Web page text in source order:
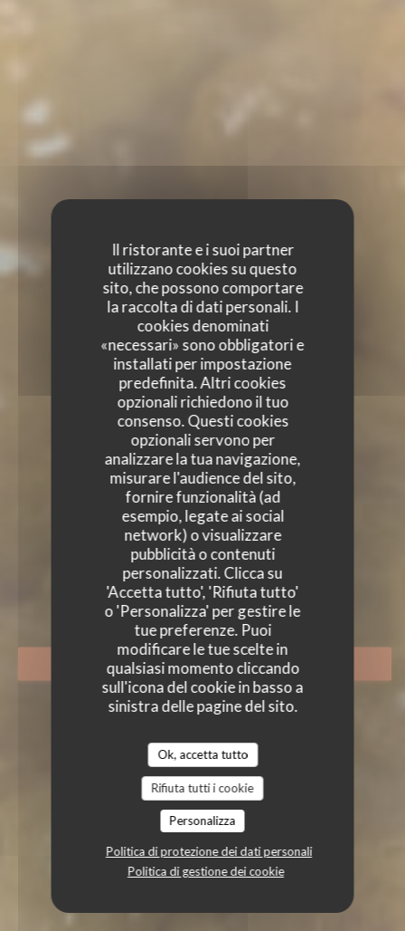
Il ristorante e i suoi partner
utilizzano cookies su questo
sito, che possono comportare
la raccolta di dati personali. I
cookies denominati
«necessari» sono obbligatori e
installati per impostazione
predefinita. Altri cookies
opzionali richiedono il tuo
consenso. Questi cookies
opzionali servono per
analizzare la tua navigazione,
misurare l'audience del sito,
fornire funzionalità (ad
esempio, legate ai social
network) o visualizzare
pubblicità o contenuti
personalizzati. Clicca su
'Accetta tutto', 'Rifiuta tutto'
o 'Personalizza' per gestire le
tue preferenze. Puoi
modificare le tue scelte in
qualsiasi momento cliccando
sull'icona del cookie in basso a
sinistra delle pagine del sito.
Ok, accetta tutto
Rifiuta tutti i cookie
Personalizza
Politica di protezione dei dati personali
Politica di gestione dei cookie
A BANDA RESTAURANTE
RICE RESTAURANT|SEVILLA
PRENOTA